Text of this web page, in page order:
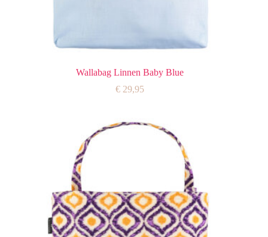
Wallabag Linnen Baby Blue
€ 29,95